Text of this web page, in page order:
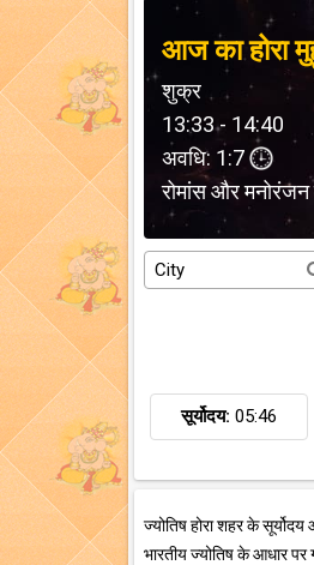
आज का होरा
शुक्र
13:33 - 14:40
अवधि: 1:7
रोमांस और
सूर्योदय: 05:46
ज्योतिष होरा शहर के
भारतीय ज्योतिष के आधार पर